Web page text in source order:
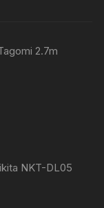
2.7m
NKT-DL05